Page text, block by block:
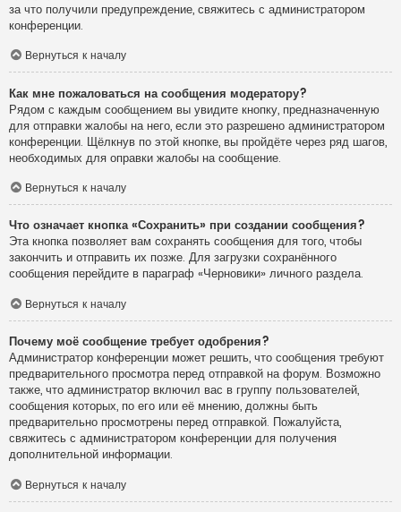
за что получили предупреждение, свяжитесь с администратором
конференции.
Вернуться к началу
Как мне пожаловаться на сообщения модератору?
Рядом с каждым сообщением вы увидите кнопку, предназначенную
для отправки жалобы на него, если это разрешено администратором
конференции. Щёлкнув по этой кнопке, вы пройдёте через ряд шагов,
необходимых для оправки жалобы на сообщение.
Вернуться к началу
Что означает кнопка «Сохранить» при создании сообщения?
Эта кнопка позволяет вам сохранять сообщения для того, чтобы
закончить и отправить их позже. Для загрузки сохранённого
сообщения перейдите в параграф «Черновики» личного раздела.
Вернуться к началу
Почему моё сообщение требует одобрения?
Администратор конференции может решить, что сообщения требуют
предварительного просмотра перед отправкой на форум. Возможно
также, что администратор включил вас в группу пользователей,
сообщения которых, по его или её мнению, должны быть
предварительно просмотрены перед отправкой. Пожалуйста,
свяжитесь с администратором конференции для получения
дополнительной информации.
Вернуться к началу